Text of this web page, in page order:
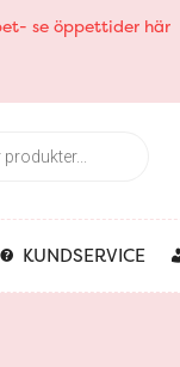
se öppettider här
KUNDSERVICE